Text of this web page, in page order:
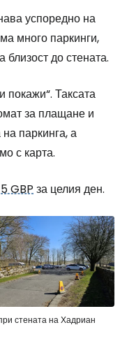
успоредно на
много паркинги,
близост до стената.
покажи“. Таксата
за плащане и
паркинга, а
с карта.
5 GBPза целия ден.
стената на Хадриан